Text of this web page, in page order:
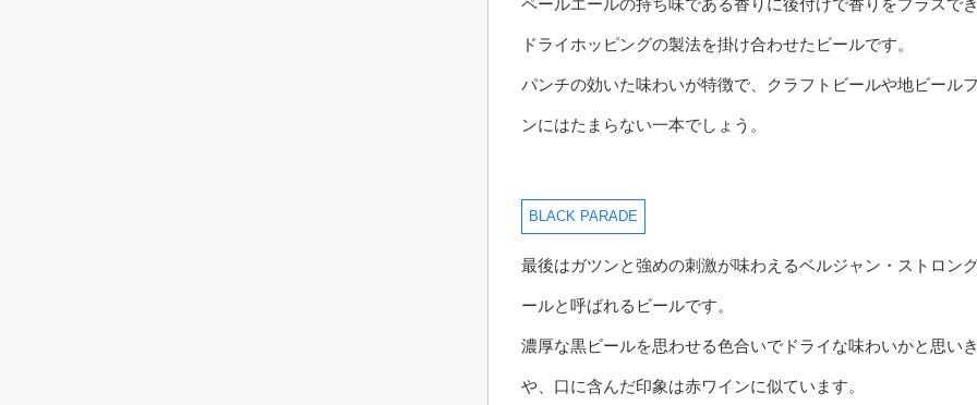
ペールエールの持ち味である香りに後付けで香りをプラスで
ドライホッピングの製法を掛け合わせたビールです。
パンチの効いた味わいが特徴で、クラフトビールや地ビール
ンにはたまらない一本でしょう。
BLACK PARADE
最後はガツンと強めの刺激が味わえるベルジャン・ストロン
ールと呼ばれるビールです。
濃厚な黒ビールを思わせる色合いでドライな味わいかと思いき
や、口に含んだ印象は赤ワインに似ています。